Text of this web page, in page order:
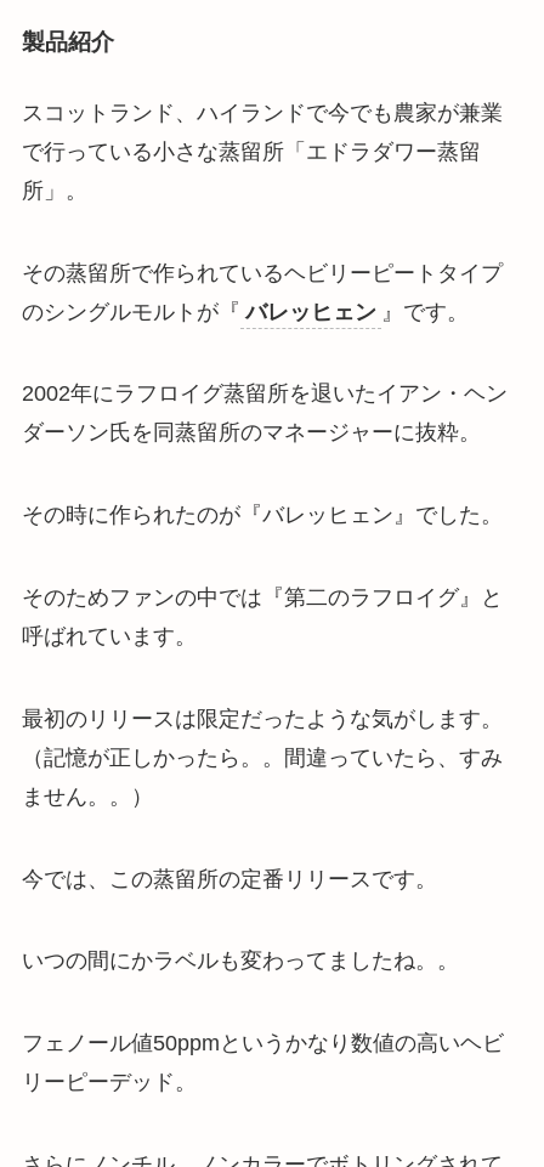
製品紹介
スコットランド、ハイランドで今でも農家が兼業
で行っている小さな蒸留所「エドラダワー蒸留
所」。
その蒸留所で作られているヘビリーピートタイプ
のシングルモルト が『 バレッヒェン 』です。
2002年にラフロイグ蒸留所を退いたイアン・ヘン
ダーソン氏を同蒸留所のマネージャーに抜粋。
その時に作られたのが『バレッヒェン』でした。
そのためファンの中では『第二のラフロイグ』と
呼ばれています。
最初のリリースは限定だったような気がします。
（記憶が正しかったら。。間違っていたら、すみ
ません。。）
今では、この蒸留所の定番リリースです。
いつの間にかラベルも変わってましたね。。
フェノール値50ppmというかなり数値の高いヘビ
リーピーデッド。